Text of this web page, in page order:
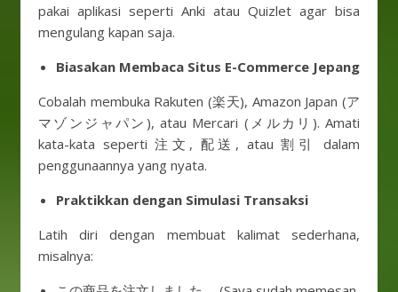
pakai aplikasi seperti Anki atau Quizlet agar bisa
mengulang kapan saja.
Biasakan Membaca Situs E-Commerce Jepang
Cobalah membuka Rakuten (楽天), Amazon Japan (ア
マゾンジャパン), atau Mercari (メルカリ). Amati
kata-kata seperti 注文, 配送, atau 割引 dalam
penggunaannya yang nyata.
Praktikkan dengan Simulasi Transaksi
Latih diri dengan membuat kalimat sederhana,
misalnya: